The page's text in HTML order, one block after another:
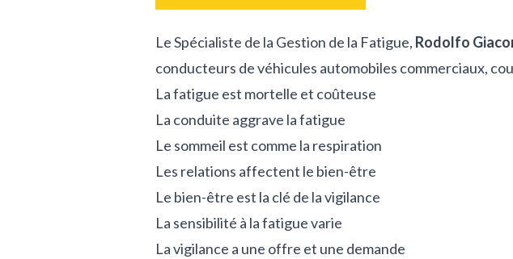
Le Spécialiste de la Gestion de la Fatigue, Rodolfo
conducteurs de véhicules automobiles commerciaux,
La fatigue est mortelle et coûteuse
La conduite aggrave la fatigue
Le sommeil est comme la respiration
Les relations affectent le bien-être
Le bien-être est la clé de la vigilance
La sensibilité à la fatigue varie
La vigilance a une offre et une demande